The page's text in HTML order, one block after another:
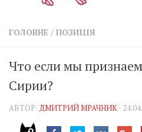
Зараз
Позиція
Дії
ГОЛОВНЕ / ПОЗИЦІЯ
Что если мы
Сирии?
АВТОР: ДМИТРИЙ МРАЧНИК ·